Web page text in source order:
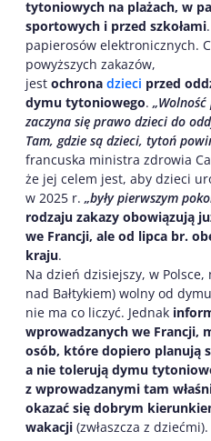
tytoniowych na plażach, w
sportowych i przed szkołami
papierosów elektronicznych.
powyższych zakazów,
jest ochrona dzieci przed
dymu tytoniowego.
zaczyna się prawo dzieci do
Tam, gdzie są dzieci, tytoń
francuska ministra zdrowia
że jej celem jest, aby dzieci
w 2025 r. „były pierwszym
rodzaju zakazy obowiązują
we Francji, ale od lipca br.
kraju.
Na dzień dzisiejszy, w
nad Bałtykiem) wolny od
nie ma co liczyć. Jednak
wprowadzanych we Francji,
osób, które dopiero planują
a nie tolerują dymu
z wprowadzanymi tam
okazać się dobrym
wakacji (zwłaszcza z dziećmi).